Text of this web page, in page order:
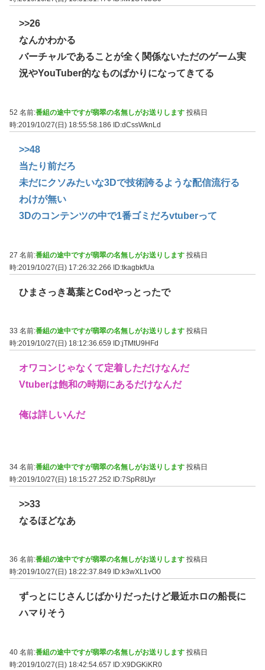
>>26
なんかわかる
バーチャルであることが全く関係ないただのゲーム実
況やYouTuber的なものばかりになってきてる
52 名前:番組の途中ですが翡翠の名無しがお送りします 投稿日
時:2019/10/27(日) 18:55:58.186
ID:dCssWknLd
>>48
当たり前だろ
未だにクソみたいな3Dで技術誇るような配信流行る
わけが無い
3Dのコンテンツの中で1番ゴミだろvtuberって
27 名前:番組の途中ですが翡翠の名無しがお送りします 投稿日
時:2019/10/27(日) 17:26:32.266 ID:tkagbkfUa
ひまさっき葛葉とCodやっとったで
33 名前:番組の途中ですが翡翠の名無しがお送りします 投稿日
時:2019/10/27(日) 18:12:36.659
ID:jTMtU9HFd
オワコンじゃなくて定着しただけなんだ
Vtuberは飽和の時期にあるだけなんだ
俺は詳しいんだ
34 名前:番組の途中ですが翡翠の名無しがお送りします 投稿日
時:2019/10/27(日) 18:15:27.252 ID:7SpR8tJyr
>>33
なるほどなあ
36 名前:番組の途中ですが翡翠の名無しがお送りします 投稿日
時:2019/10/27(日) 18:22:37.849
ID:k3wXL1vO0
ずっとにじさんじばかりだったけど最近ホロの船長に
ハマりそう
40 名前:番組の途中ですが翡翠の名無しがお送りします 投稿日
時:2019/10/27(日) 18:42:54.657 ID:X9DGKiKR0